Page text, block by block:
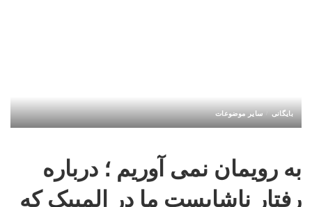
بایگانی سایر موضوعات
به رویمان نمی آوریم ؛ درباره
رفتار ناشایست ما در المپیک که